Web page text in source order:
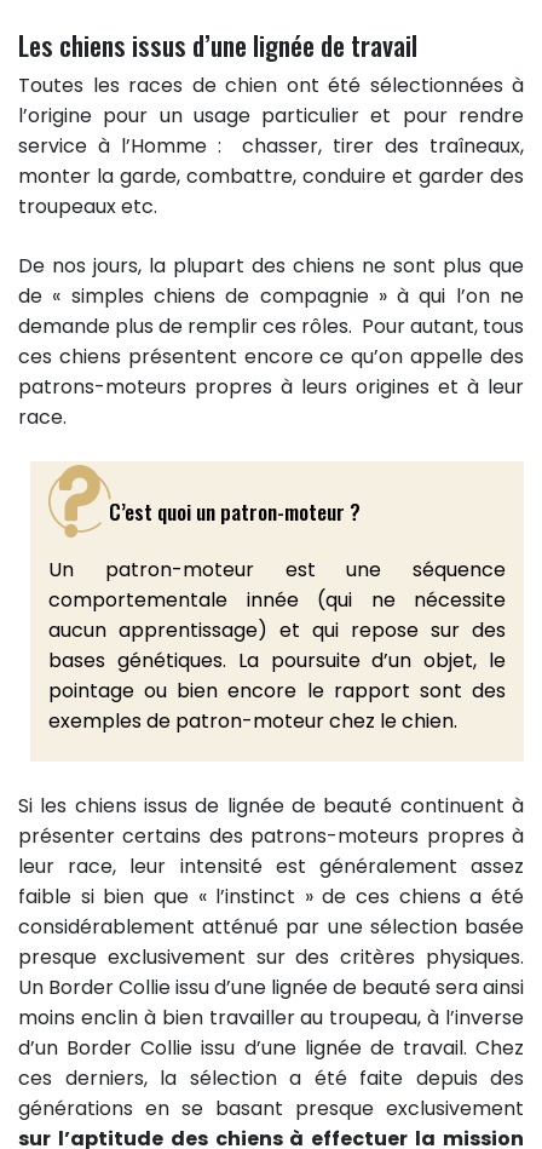
Les chiens issus d’une lignée de travail
Toutes les races de chien ont été sélectionnées à
l’origine pour un usage particulier et pour rendre
service à l’Homme : chasser, tirer des traîneaux,
monter la garde, combattre, conduire et garder des
troupeaux etc.
De nos jours, la plupart des chiens ne sont plus que
de « simples chiens de compagnie » à qui l’on ne
demande plus de remplir ces rôles. Pour autant, tous
ces chiens présentent encore ce qu’on appelle des
patrons-moteurs propres à leurs origines et à leur
race.
C’est quoi un patron-moteur ?
Un patron-moteur est une séquence
comportementale innée (qui ne nécessite
aucun apprentissage) et qui repose sur des
bases génétiques. La poursuite d’un objet, le
pointage ou bien encore le rapport sont des
exemples de patron-moteur chez le chien.
Si les chiens issus de lignée de beauté continuent à
présenter certains des patrons-moteurs propres à
leur race, leur intensité est généralement assez
faible si bien que « l’instinct » de ces chiens a été
considérablement atténué par une sélection basée
presque exclusivement sur des critères physiques.
Un Border Collie issu d’une lignée de beauté sera ainsi
moins enclin à bien travailler au troupeau, à l’inverse
d’un Border Collie issu d’une lignée de travail. Chez
ces derniers, la sélection a été faite depuis des
générations en se basant presque exclusivement
sur l’aptitude des chiens à effectuer la mission